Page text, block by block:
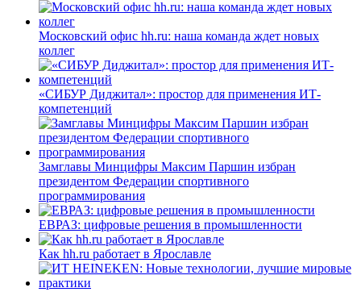
Московский офис hh.ru: наша команда ждет новых
коллег
«СИБУР Диджитал»: простор для применения ИТ-
компетенций
Замглавы Минцифры Максим Паршин избран
президентом Федерации спортивного
программирования
ЕВРАЗ: цифровые решения в промышленности
Как hh.ru работает в Ярославле